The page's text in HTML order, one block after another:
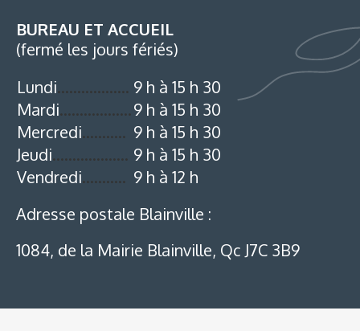
BUREAU ET ACCUEIL
(fermé les jours fériés)
Lundi……………… 9 h à 15 h 30
Mardi………………9 h à 15 h 30
Mercredi……….. 9 h à 15 h 30
Jeudi………………. 9 h à 15 h 30
Vendredi……….. 9 h à 12 h
Adresse postale Blainville :
1084, de la Mairie Blainville, Qc J7C 3B9